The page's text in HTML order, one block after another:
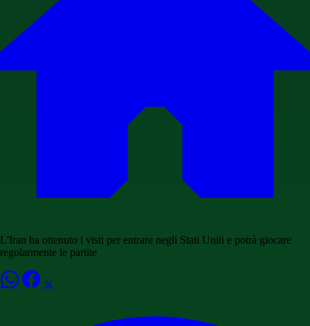
L'Iran ha ottenuto i visti per entrare negli Stati Uniti e potrà giocare
regolarmente le partite